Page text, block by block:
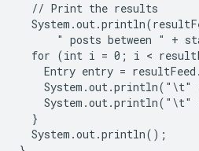
  // Print the results
" posts between " +
for (int i = 0; i <
Entry entry =
System.out.println("\t"
  }
  System.out.println();